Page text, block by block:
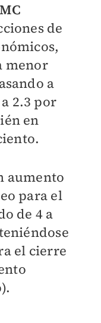
de
menor
a
2.3 por
en
aumento
para el
de 4 a
el cierre